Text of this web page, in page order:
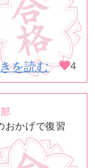
を読む 4
おかげで復習